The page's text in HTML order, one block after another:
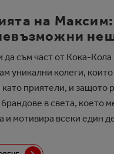
на Максим:
да съм част от Кока-
уникални колеги, които
като приятели, и защото
в света, което
и мотивира всеки един